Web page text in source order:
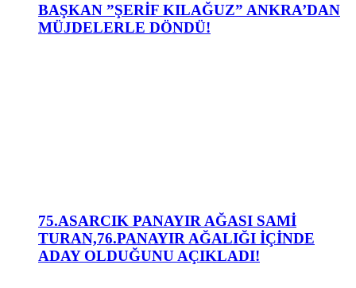
BAŞKAN ”ŞERİF KILAĞUZ” ANKRA’DAN
MÜJDELERLE DÖNDÜ!
75.ASARCIK PANAYIR AĞASI SAMİ
TURAN,76.PANAYIR AĞALIĞI İÇİNDE
ADAY OLDUĞUNU AÇIKLADI!